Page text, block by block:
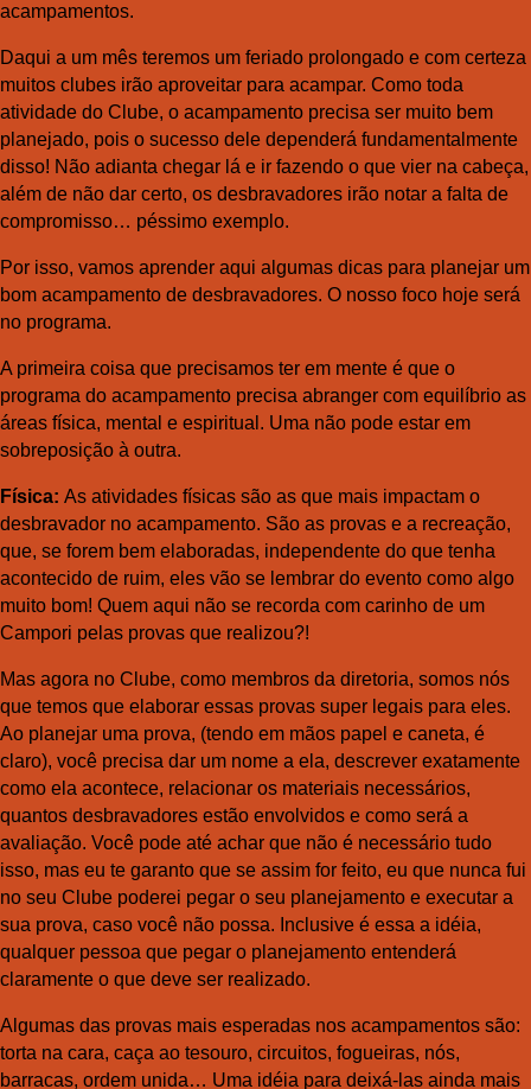
acampamentos.
Daqui a um mês teremos um feriado prolongado e com certeza
muitos clubes irão aproveitar para acampar. Como toda
atividade do Clube, o acampamento precisa ser muito bem
planejado, pois o sucesso dele dependerá fundamentalmente
disso! Não adianta chegar lá e ir fazendo o que vier na cabeça,
além de não dar certo, os desbravadores irão notar a falta de
compromisso… péssimo exemplo.
Por isso, vamos aprender aqui algumas dicas para planejar um
bom acampamento de desbravadores. O nosso foco hoje será
no programa.
A primeira coisa que precisamos ter em mente é que o
programa do acampamento precisa abranger com equilíbrio as
áreas física, mental e espiritual. Uma não pode estar em
sobreposição à outra.
Física: As atividades físicas são as que mais impactam o
desbravador no acampamento. São as provas e a recreação,
que, se forem bem elaboradas, independente do que tenha
acontecido de ruim, eles vão se lembrar do evento como algo
muito bom! Quem aqui não se recorda com carinho de um
Campori pelas provas que realizou?!
Mas agora no Clube, como membros da diretoria, somos nós
que temos que elaborar essas provas super legais para eles.
Ao planejar uma prova, (tendo em mãos papel e caneta, é
claro), você precisa dar um nome a ela, descrever exatamente
como ela acontece, relacionar os materiais necessários,
quantos desbravadores estão envolvidos e como será a
avaliação. Você pode até achar que não é necessário tudo
isso, mas eu te garanto que se assim for feito, eu que nunca fui
no seu Clube poderei pegar o seu planejamento e executar a
sua prova, caso você não possa. Inclusive é essa a idéia,
qualquer pessoa que pegar o planejamento entenderá
claramente o que deve ser realizado.
Algumas das provas mais esperadas nos acampamentos são:
torta na cara, caça ao tesouro, circuitos, fogueiras, nós,
barracas, ordem unida… Uma idéia para deixá-las ainda mais